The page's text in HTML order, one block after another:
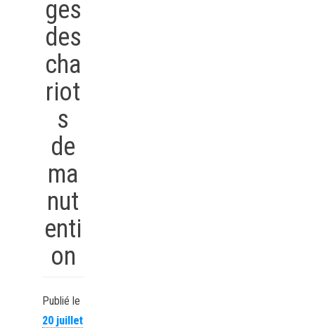
ges
des
cha
riot
s
de
ma
nut
enti
on
Publié le
20 juillet